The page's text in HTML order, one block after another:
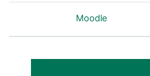
Moodle